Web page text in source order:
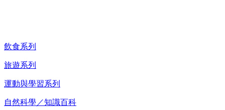
飲食系列
旅遊系列
運動與學習系列
自然科學／知識百科